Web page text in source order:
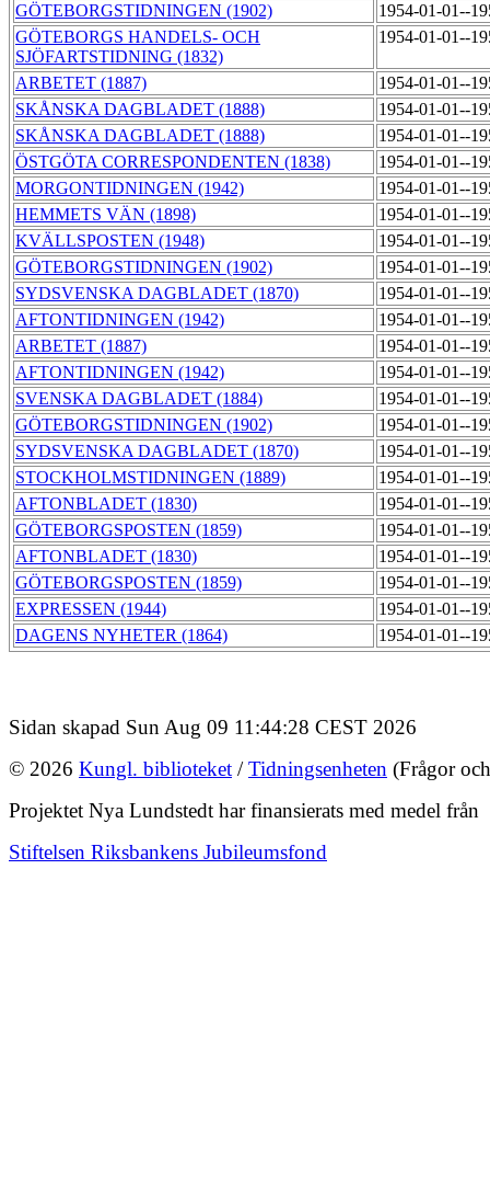
GÖTEBORGSTIDNINGEN (1902)
1954-01-01--
GÖTEBORGS HANDELS- OCH
SJÖFARTSTIDNING (1832)
1954-01-01--
ARBETET (1887)
1954-01-01--
SKÅNSKA DAGBLADET (1888)
1954-01-01--
SKÅNSKA DAGBLADET (1888)
1954-01-01--
ÖSTGÖTA CORRESPONDENTEN (1838)
1954-01-01--
MORGONTIDNINGEN (1942)
1954-01-01--
HEMMETS VÄN (1898)
1954-01-01--
KVÄLLSPOSTEN (1948)
1954-01-01--
GÖTEBORGSTIDNINGEN (1902)
1954-01-01--
SYDSVENSKA DAGBLADET (1870)
1954-01-01--
AFTONTIDNINGEN (1942)
1954-01-01--
ARBETET (1887)
1954-01-01--
AFTONTIDNINGEN (1942)
1954-01-01--
SVENSKA DAGBLADET (1884)
1954-01-01--
GÖTEBORGSTIDNINGEN (1902)
1954-01-01--
SYDSVENSKA DAGBLADET (1870)
1954-01-01--
STOCKHOLMSTIDNINGEN (1889)
1954-01-01--
AFTONBLADET (1830)
1954-01-01--
GÖTEBORGSPOSTEN (1859)
1954-01-01--
AFTONBLADET (1830)
1954-01-01--
GÖTEBORGSPOSTEN (1859)
1954-01-01--
EXPRESSEN (1944)
1954-01-01--
DAGENS NYHETER (1864)
1954-01-01--
Sidan skapad Sun Aug 09 11:44:28 CEST 2026
© 2026 Kungl. biblioteket /Tidningsenheten (Frågor
Projektet Nya Lundstedt har finansierats med medel från
Stiftelsen Riksbankens Jubileumsfond